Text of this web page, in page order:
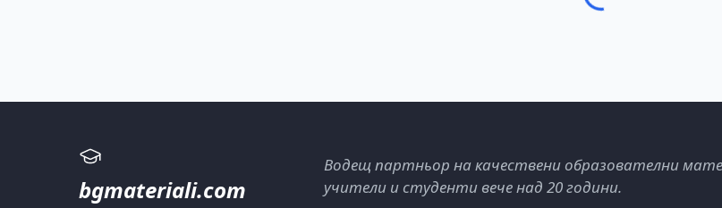
bgmateriali.com
Водещ партньор на качествени образователни
учители и студенти вече над 20 години.